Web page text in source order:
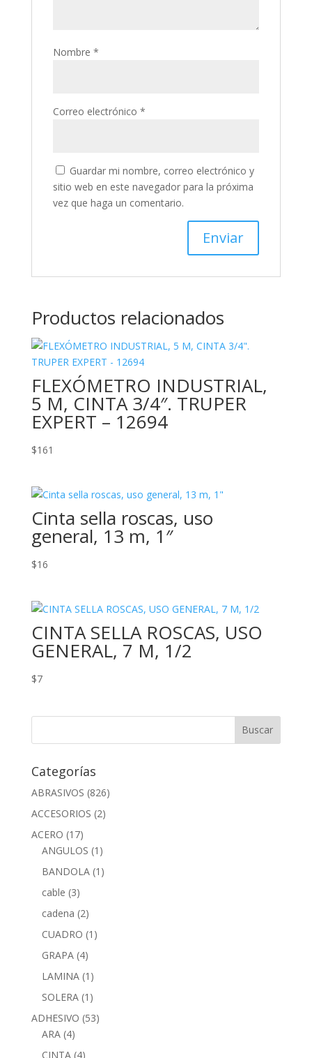
Nombre *
Correo electrónico *
Guardar mi nombre, correo electrónico y
sitio web en este navegador para la próxima
vez que haga un comentario.
Productos relacionados
FLEXÓMETRO INDUSTRIAL,
5 M, CINTA 3/4″. TRUPER
EXPERT – 12694
$161
Cinta sella roscas, uso
general, 13 m, 1″
$16
CINTA SELLA ROSCAS, USO
GENERAL, 7 M, 1/2
$7
Categorías
ABRASIVOS (826)
ACCESORIOS (2)
ACERO (17)
ANGULOS (1)
BANDOLA (1)
cable (3)
cadena (2)
CUADRO (1)
GRAPA (4)
LAMINA (1)
SOLERA (1)
ADHESIVO (53)
ARA (4)
CINTA (4)